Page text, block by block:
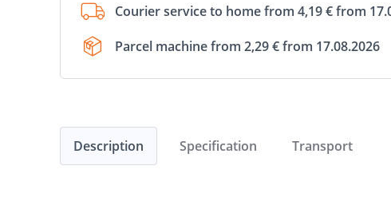
Courier service to home from 4,19 € from
Parcel machine from 2,29 € from 17.08.2026
Description Specification Transport